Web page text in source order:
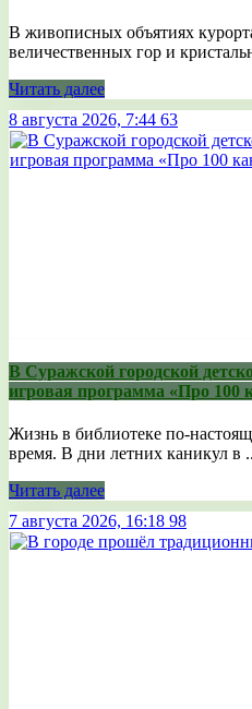
В живописных объятиях
величественных гор и
Читать далее
8 августа 2026, 7:44 63
В Суражской городской
игровая программа «Про 100
Жизнь в библиотеке по-
время. В дни летних каникул в
Читать далее
7 августа 2026, 16:18 98